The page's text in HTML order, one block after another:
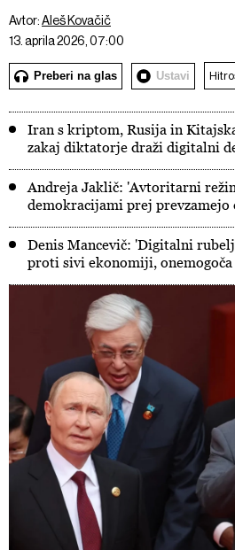
Avtor:Aleš Kovačič
13. aprila 2026, 07:00
Preberi na glas Ustavi
Iran s kriptom, Rusija in
zakaj diktatorje draži digitalni
Andreja Jaklič: 'Avtoritarni
demokracijami prej prevzamejo
Denis Mancevič: 'Digitalni
proti sivi ekonomiji,